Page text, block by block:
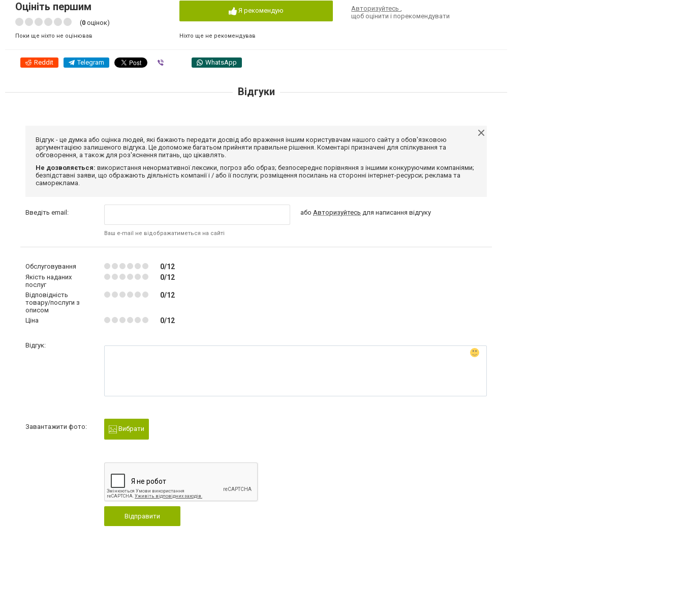
Оцініть першим
(0 оцінок)
Поки ще ніхто не оцінював
Я рекомендую
Ніхто ще не рекомендував
Авторизуйтесь,
щоб оцінити і порекомендувати
Reddit Telegram WhatsApp
Відгуки
Відгук - це думка або оцінка людей, які бажають передати досвід або враження іншим користувачам нашого сайту з обов'язковою
аргументацією залишеного відгука. Це допоможе багатьом прийняти правильне рішення. Коментарі призначені для спілкування та
обговорення, а також для роз'яснення питань, що цікавлять.
Не дозволяється: використання ненормативної лексики, погроз або образ; безпосереднє порівняння з іншими конкуруючими компаніями;
безпідставні заяви, що ображають діяльність компанії і / або її послуги; розміщення посилань на сторонні інтернет-ресурси; реклама та
самореклама.
Введіть email:
Ваш e-mail не відображатиметься на сайті
абоАвторизуйтесь для написання відгуку
Обслуговування 0/12
Якість наданих
послуг
0/12
Відповідність
товару/послуги з
описом
0/12
Ціна 0/12
Відгук:
Завантажити фото: Вибрати
Відправити